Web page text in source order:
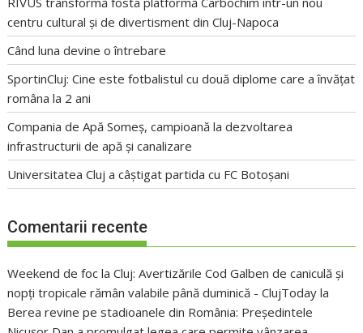
centru cultural și de divertisment din Cluj-Napoca
Când luna devine o întrebare
SportinCluj: Cine este fotbalistul cu două diplome care a învățat
româna la 2 ani
Compania de Apă Someș, campioană la dezvoltarea
infrastructurii de apă și canalizare
Universitatea Cluj a câștigat partida cu FC Botoșani
Comentarii recente
Weekend de foc la Cluj: Avertizările Cod Galben de caniculă și
nopți tropicale rămân valabile până duminică - ClujToday la
Berea revine pe stadioanele din România: Președintele